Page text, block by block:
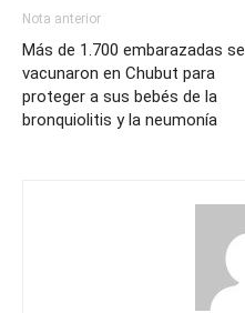
Nota anterior
Más de 1.700 embarazadas se
vacunaron en Chubut para
proteger a sus bebés de la
bronquiolitis y la neumonía